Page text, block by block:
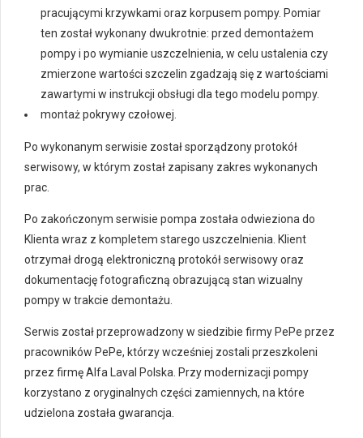
pracującymi krzywkami oraz korpusem pompy. Pomiar
ten został wykonany dwukrotnie: przed demontażem
pompy i po wymianie uszczelnienia, w celu ustalenia czy
zmierzone wartości szczelin zgadzają się z wartościami
zawartymi w instrukcji obsługi dla tego modelu pompy.
montaż pokrywy czołowej.
Po wykonanym serwisie został sporządzony protokół
serwisowy, w którym został zapisany zakres wykonanych
prac.
Po zakończonym serwisie pompa została odwieziona do
Klienta wraz z kompletem starego uszczelnienia. Klient
otrzymał drogą elektroniczną protokół serwisowy oraz
dokumentację fotograficzną obrazującą stan wizualny
pompy w trakcie demontażu.
Serwis został przeprowadzony w siedzibie firmy PePe przez
pracowników PePe, którzy wcześniej zostali przeszkoleni
przez firmę Alfa Laval Polska. Przy modernizacji pompy
korzystano z oryginalnych części zamiennych, na które
udzielona została gwarancja.